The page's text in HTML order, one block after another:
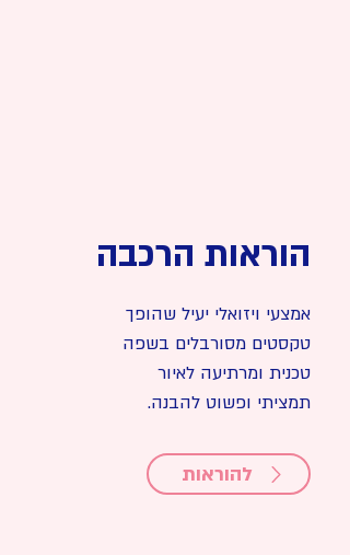
הוראות הרכבה
אמצעי ויזואלי יעיל שהופך
טקסטים מסורבלים בשפה
טכנית ומרתיעה לאיור
תמציתי ופשוט להבנה.
להוראות